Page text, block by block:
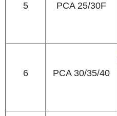
5 PCA 25/30F
6 PCA 30/35/40